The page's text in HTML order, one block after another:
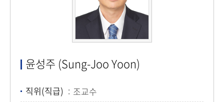
윤성주 (Sung-Joo Yoon)
직위(직급)
조교수